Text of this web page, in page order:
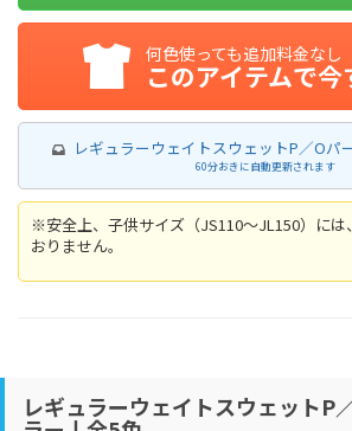
何色使っても追加料金なし
このアイテムで
レギュラーウェイトスウェットP／Oパ
60分おきに自動更新されます
※安全上、子供サイズ（JS110〜JL150）には
おりません。
レギュラーウェイトスウェットP